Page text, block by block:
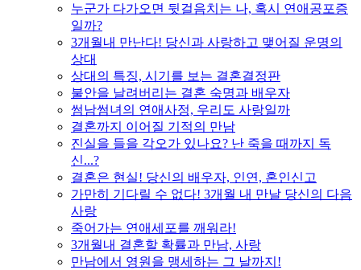
누군가 다가오면 뒷걸음치는 나, 혹시 연애공포증
일까?
3개월내 만난다! 당신과 사랑하고 맺어질 운명의
상대
상대의 특징, 시기를 보는 결혼결정판
불안을 날려버리는 결혼 숙명과 배우자
썸남썸녀의 연애사정, 우리도 사랑일까
결혼까지 이어질 기적의 만남
진실을 들을 각오가 있나요? 난 죽을 때까지 독
신...?
결혼은 현실! 당신의 배우자, 인연, 혼인신고
가만히 기다릴 수 없다! 3개월 내 만날 당신의 다음
사랑
죽어가는 연애세포를 깨워라!
3개월내 결혼할 확률과 만남, 사랑
만남에서 영원을 맹세하는 그 날까지!